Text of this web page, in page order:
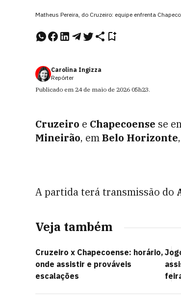
Matheus Pereira, do Cruzeiro: equipe enfrenta
Carolina Ingizza
Repórter
Publicado em 24 de maio de 2026 05h23.
Cruzeiro e Chapecoense se
Mineirão, emBelo Horizonte
A partida terá transmissão do
Veja também
Cruzeiro x Chapecoense: horário,
onde assistir e prováveis
escalações